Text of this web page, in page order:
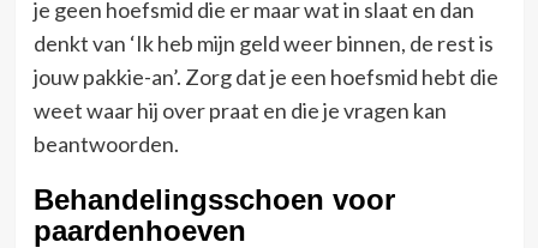
je geen hoefsmid die er maar wat in slaat en dan
denkt van ‘Ik heb mijn geld weer binnen, de rest is
jouw pakkie-an’. Zorg dat je een hoefsmid hebt die
weet waar hij over praat en die je vragen kan
beantwoorden.
Behandelingsschoen voor
paardenhoeven